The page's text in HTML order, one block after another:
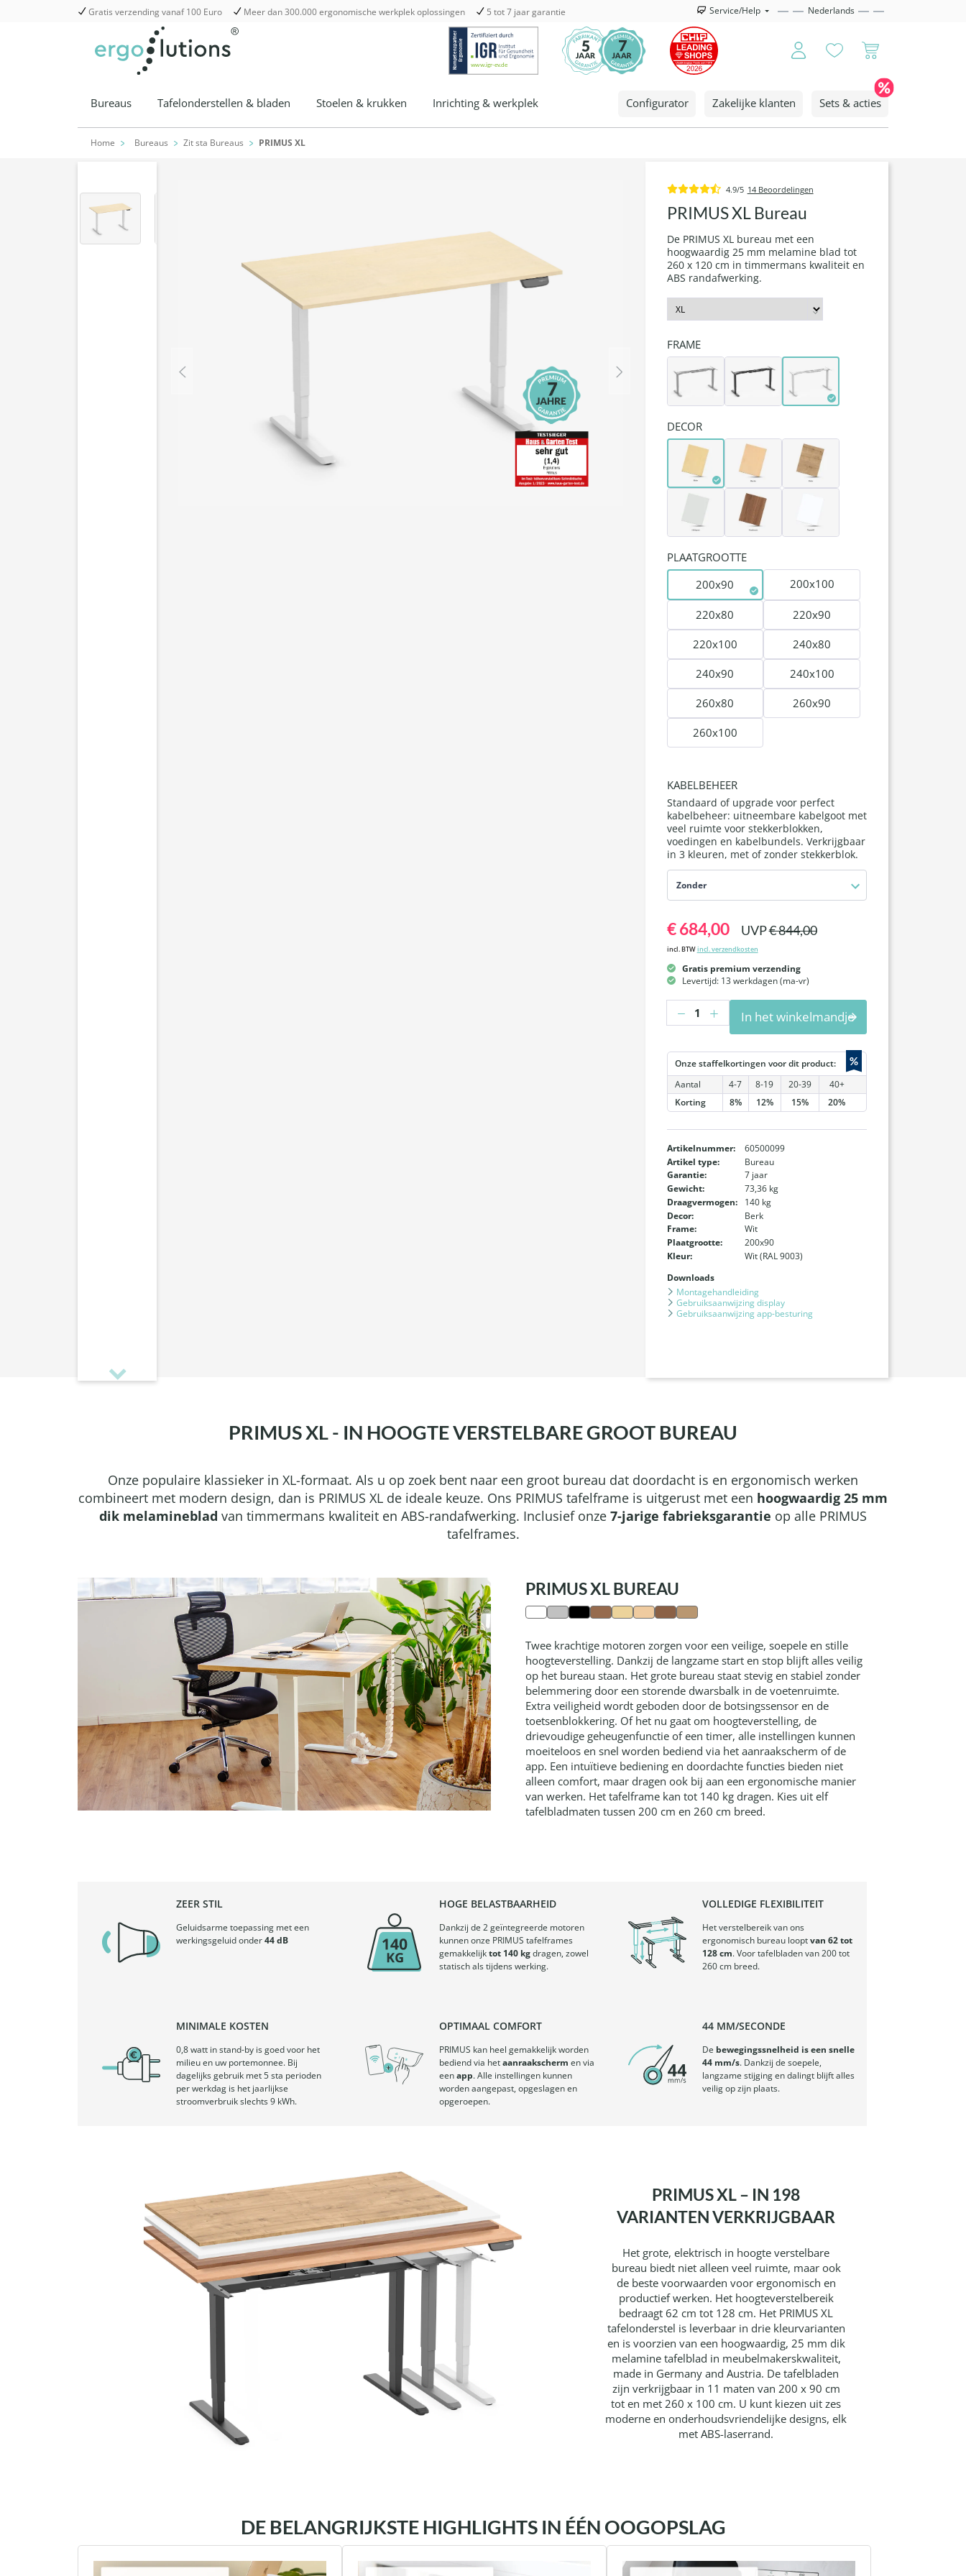
Zur Hauptnavigation springen
Gratis verzending vanaf 100 Euro Meer dan 300.000 ergonomische werkplek oplossingen 5 tot 7 jaar garantie Service/Help Nederlands
Bureaus Tafelonderstellen & bladen Stoelen & krukken Inrichting & werkplek Configurator Zakelijke klanten Sets & acties
Home Bureaus Zit sta Bureaus PRIMUS XL
4.9/5 14 Beoordelingen
PRIMUS XL Bureau
De PRIMUS XL bureau met een
hoogwaardig 25 mm melamine blad tot
260 x 120 cm in timmermans kwaliteit en
ABS randafwerking.
FRAME
DECOR
PLAATGROOTTE
200x90
200x100
220x80 220x90
220x100 240x80
240x90 240x100
260x80 260x90
260x100
KABELBEHEER
Standaard of upgrade voor perfect
kabelbeheer: uitneembare kabelgoot met
veel ruimte voor stekkerblokken,
voedingen en kabelbundels. Verkrijgbaar
in 3 kleuren, met of zonder stekkerblok.
Zonder
€ 684,00 UVP€ 844,00
incl. BTWincl. verzendkosten
Gratis premium verzending
Levertijd: 13 werkdagen (ma-vr)
Hoeveelheid
In het winkelmandje
%
Onze staffelkortingen voor dit product:
Aantal
4-7 8-19 20-39
40+
Korting
8% 12% 15% 20%
Artikelnummer:
60500099
Artikel type:
Bureau
Garantie:
7 jaar
Gewicht:
73,36 kg
Draagvermogen:
140 kg
Decor:
Berk
Frame:
Wit
Plaatgrootte:
200x90
Kleur:
Wit (RAL 9003)
Downloads
Montagehandleiding
Gebruiksaanwijzing display
Gebruiksaanwijzing app-besturing
PRIMUS XL - IN HOOGTE VERSTELBARE GROOT BUREAU
Onze populaire klassieker in XL-formaat. Als u op zoek bent naar een groot bureau dat doordacht is en ergonomisch werken
combineert met modern design, dan is PRIMUS XL de ideale keuze. Ons PRIMUS tafelframe is uitgerust met een hoogwaardig 25 mm
dik melamineblad van timmermans kwaliteit en ABS-randafwerking. Inclusief onze 7-jarige fabrieksgarantie op alle PRIMUS
tafelframes.
PRIMUS XL BUREAU
Twee krachtige motoren zorgen voor een veilige, soepele en stille
hoogteverstelling. Dankzij de langzame start en stop blijft alles veilig
op het bureau staan. Het grote bureau staat stevig en stabiel zonder
belemmering door een storende dwarsbalk in de voetenruimte.
Extra veiligheid wordt geboden door de botsingssensor en de
toetsenblokkering. Of het nu gaat om hoogteverstelling, de
drievoudige geheugenfunctie of een timer, alle instellingen kunnen
moeiteloos en snel worden bediend via het aanraakscherm of de
app. Een intuïtieve bediening en doordachte functies bieden niet
alleen comfort, maar dragen ook bij aan een ergonomische manier
van werken. Het tafelframe kan tot 140 kg dragen. Kies uit elf
tafelbladmaten tussen 200 cm en 260 cm breed.
ZEER STIL
Geluidsarme toepassing met een
werkingsgeluid onder44 dB
HOGE BELASTBAARHEID
Dankzij de 2 geïntegreerde motoren
kunnen onze PRIMUS tafelframes
gemakkelijktot 140 kgdragen, zowel
statisch als tijdens werking.
VOLLEDIGE FLEXIBILITEIT
Het verstelbereik van ons
ergonomisch bureau looptvan 62 tot
128 cm. Voor tafelbladen van 200 tot
260 cm breed.
MINIMALE KOSTEN
0,8 watt in stand-by is goed voor het
milieu en uw portemonnee. Bij
dagelijks gebruik met 5 sta perioden
per werkdag is het jaarlijkse
stroomverbruik slechts 9 kWh.
OPTIMAAL COMFORT
PRIMUS kan heel gemakkelijk worden
bediend via hetaanraakscherm en via
eenapp. Alle instellingen kunnen
worden aangepast, opgeslagen en
opgeroepen.
44 MM/SECONDE
De bewegingssnelheid is een snelle
44 mm/s. Dankzij de soepele,
langzame stijging en dalingt blijft alles
veilig op zijn plaats.
PRIMUS XL – IN 198
VARIANTEN VERKRIJGBAAR
Het grote, elektrisch in hoogte verstelbare
bureau biedt niet alleen veel ruimte, maar ook
de beste voorwaarden voor ergonomisch en
productief werken. Het hoogteverstelbereik
bedraagt ​​62 cm tot 128 cm. Het PRIMUS XL
tafelonderstel is leverbaar in drie kleurvarianten
en is voorzien van een hoogwaardig, 25 mm dik
melamine tafelblad in meubelmakerskwaliteit,
made in Germany and Austria. De tafelbladen
zijn verkrijgbaar in 11 maten van 200 x 90 cm
tot en met 260 x 100 cm. U kunt kiezen uit zes
moderne en onderhoudsvriendelijke designs, elk
met ABS-laserrand.
DE BELANGRIJKSTE HIGHLIGHTS IN ÉÉN OOGOPSLAG